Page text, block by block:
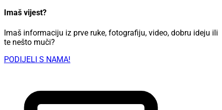
Imaš vijest?
Imaš informaciju iz prve ruke, fotografiju, video, dobru ideju ili
te nešto muči?
PODIJELI S NAMA!